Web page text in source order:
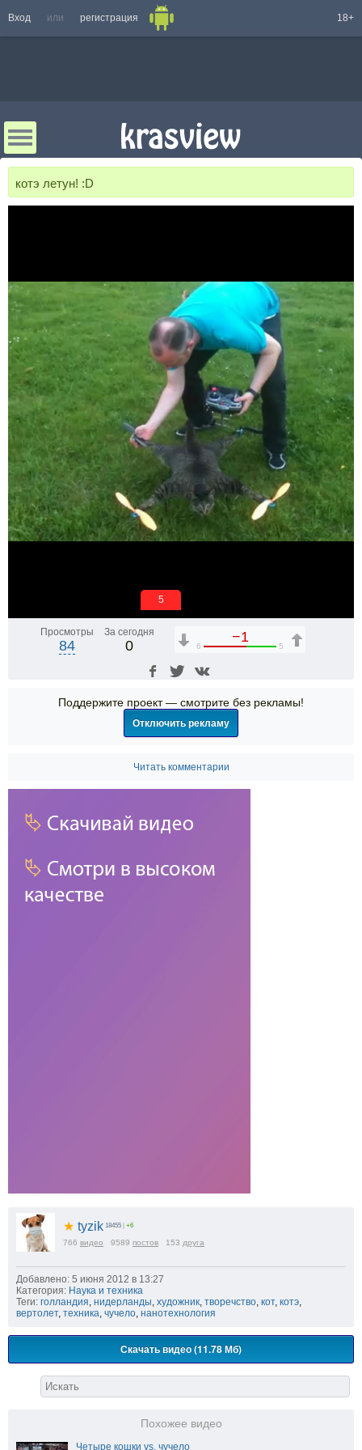
Вход или регистрация 18+
котэ летун! :D
5
Просмотры
84
За сегодня
0
−1
6 5
Поддержите проект — смотрите без рекламы!
Отключить рекламу
Читать комментарии
★ tyzik 18455 | +6
766 видео 9589 постов 153 друга
Добавлено: 5 июня 2012 в 13:27
Категория: Наука и техника
Теги: голландия нидерланды художник творечство кот, котэ
вертолет, техника чучело нанотехнология
Скачать видео (11.78 Мб)
Похожее видео
Четыре кошки vs. чучело